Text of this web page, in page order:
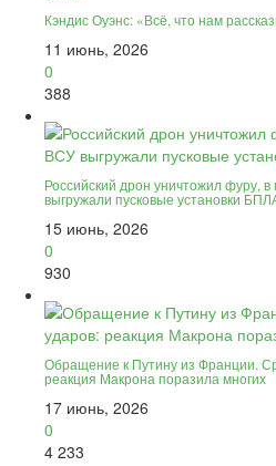
Кэндис Оуэнс: «Всё, что нам
11 июнь, 2026
0
388
Российский дрон уничтожил фуру,
выгружали пусковые установки
15 июнь, 2026
0
930
Обращение к Путину из Франции.
реакция Макрона поразила многих
17 июнь, 2026
0
4 233